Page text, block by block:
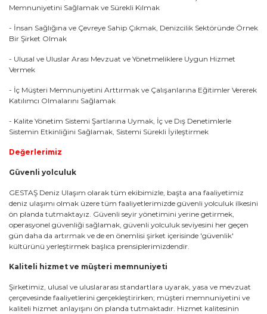
Memnuniyetini Sağlamak ve Sürekli Kılmak
- İnsan Sağlığına ve Çevreye Sahip Çıkmak, Denizcilik Sektöründe Örnek
Bir Şirket Olmak
- Ulusal ve Uluslar Arası Mevzuat ve Yönetmeliklere Uygun Hizmet
Vermek
- İç Müşteri Memnuniyetini Arttırmak ve Çalışanlarına Eğitimler Vererek
Katılımcı Olmalarını Sağlamak
- Kalite Yönetim Sistemi Şartlarına Uymak, İç ve Dış Denetimlerle
Sistemin Etkinliğini Sağlamak, Sistemi Sürekli İyileştirmek
Değerlerimiz
Güvenli yolculuk
GESTAŞ Deniz Ulaşım olarak tüm ekibimizle, başta ana faaliyetimiz
deniz ulaşımı olmak üzere tüm faaliyetlerimizde güvenli yolculuk ilkesini
ön planda tutmaktayız. Güvenli seyir yönetimini yerine getirmek,
operasyonel güvenliği sağlamak, güvenli yolculuk seviyesini her geçen
gün daha da artırmak ve de en önemlisi şirket içerisinde 'güvenlik'
kültürünü yerleştirmek başlıca prensiplerimizdendir.
Kaliteli hizmet ve müşteri memnuniyeti
Şirketimiz, ulusal ve uluslararası standartlara uyarak, yasa ve mevzuat
çerçevesinde faaliyetlerini gerçekleştirirken; müşteri memnuniyetini ve
kaliteli hizmet anlayışını ön planda tutmaktadır. Hizmet kalitesinin